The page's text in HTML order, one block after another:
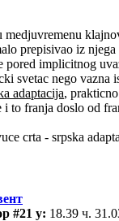
medjuvremenu
prepisivao iz njega
pored implicitnog
svetac nego vazna
adaptacija,
i to franja doslo od
crta - srpska
#21 у: 18.39 ч.